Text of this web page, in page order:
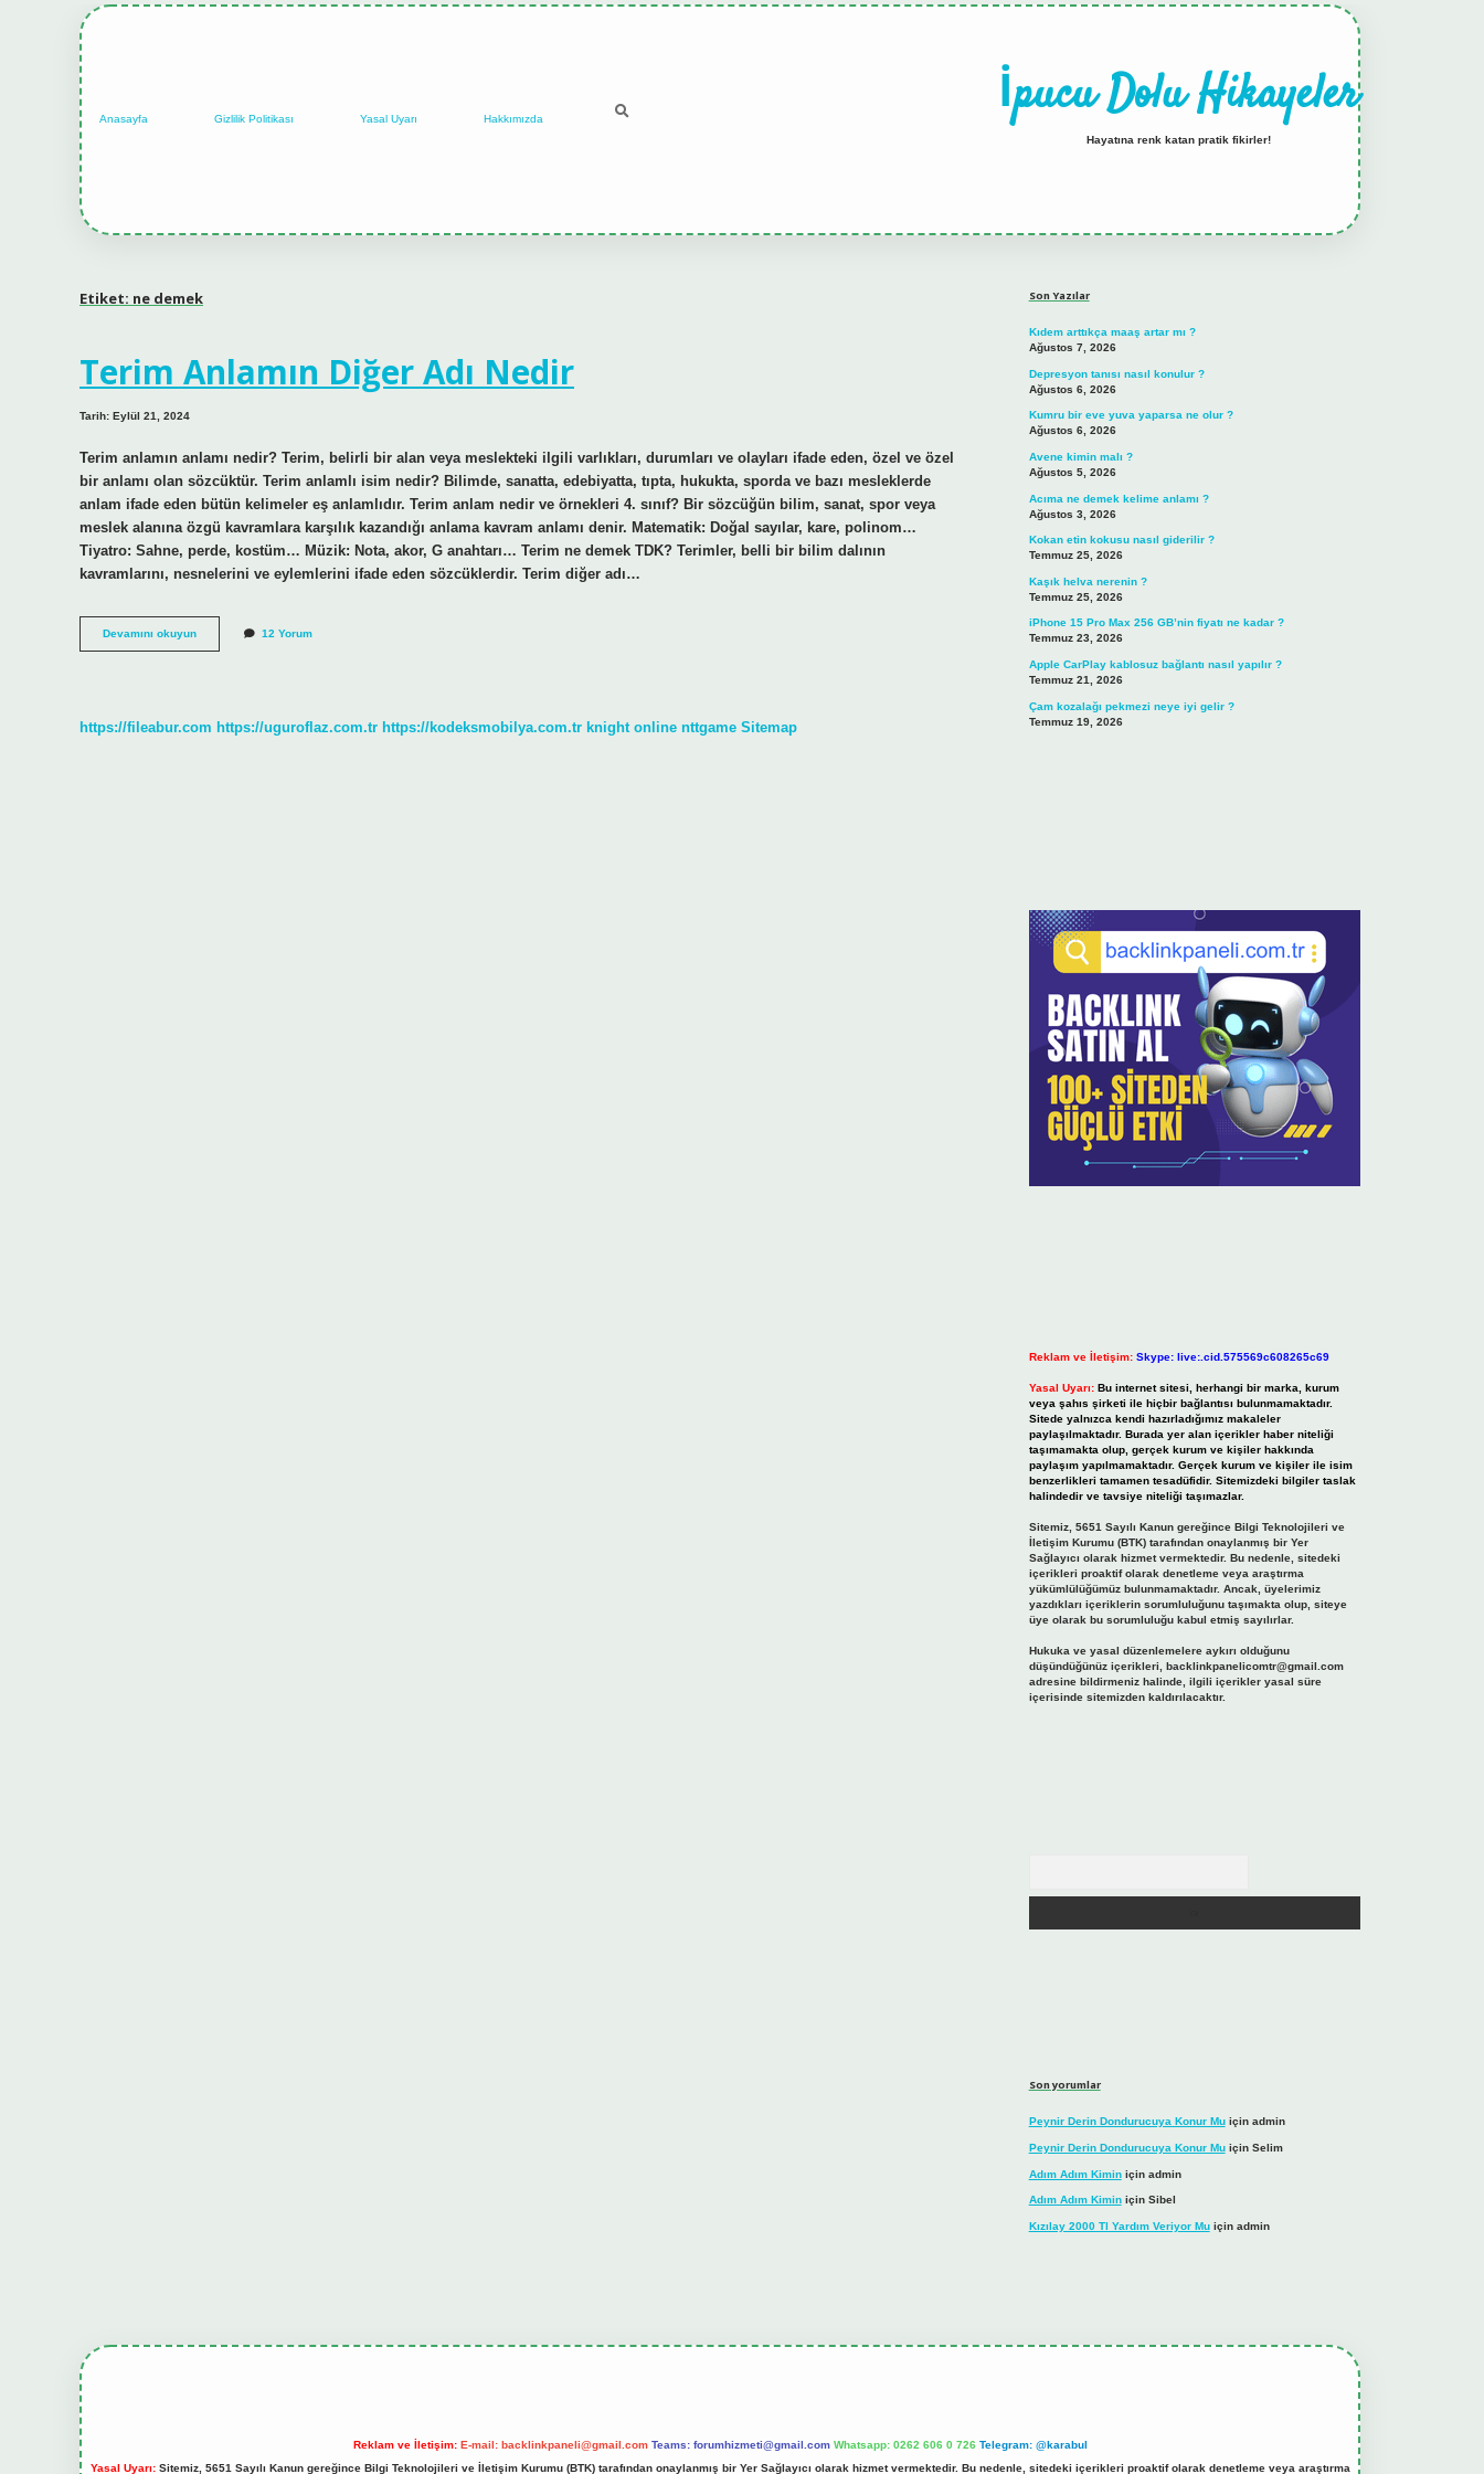
Anasayfa Gizlilik Politikası Yasal Uyarı Hakkımızda İpucu Dolu Hikayeler
Hayatına renk katan pratik fikirler!
Etiket: ne demek
Terim Anlamın Diğer Adı Nedir
Tarih: Eylül 21, 2024
Terim anlamın anlamı nedir? Terim, belirli bir alan veya meslekteki ilgili varlıkları, durumları ve olayları ifade eden, özel ve özel
bir anlamı olan sözcüktür. Terim anlamlı isim nedir? Bilimde, sanatta, edebiyatta, tıpta, hukukta, sporda ve bazı mesleklerde
anlam ifade eden bütün kelimeler eş anlamlıdır. Terim anlam nedir ve örnekleri 4. sınıf? Bir sözcüğün bilim, sanat, spor veya
meslek alanına özgü kavramlara karşılık kazandığı anlama kavram anlamı denir. Matematik: Doğal sayılar, kare, polinom…
Tiyatro: Sahne, perde, kostüm… Müzik: Nota, akor, G anahtarı… Terim ne demek TDK? Terimler, belli bir bilim dalının
kavramlarını, nesnelerini ve eylemlerini ifade eden sözcüklerdir. Terim diğer adı…
Devamını okuyunTerim
Anlamın
12 Yorum
https://fileabur.com https://uguroflaz.com.tr https://kodeksmobilya.com.tr knight online nttgame Sitemap
Son Yazılar
Kıdem arttıkça maaş artar mı ?
Ağustos 7, 2026
Depresyon tanısı nasıl konulur ?
Ağustos 6, 2026
Kumru bir eve yuva yaparsa ne olur ?
Ağustos 6, 2026
Avene kimin malı ?
Ağustos 5, 2026
Acıma ne demek kelime anlamı ?
Ağustos 3, 2026
Kokan etin kokusu nasıl giderilir ?
Temmuz 25, 2026
Kaşık helva nerenin ?
Temmuz 25, 2026
iPhone 15 Pro Max 256 GB’nin fiyatı ne kadar ?
Temmuz 23, 2026
Apple CarPlay kablosuz bağlantı nasıl yapılır ?
Temmuz 21, 2026
Çam kozalağı pekmezi neye iyi gelir ?
Temmuz 19, 2026
Reklam ve İletişim: Skype: live:.cid.575569c608265c69
Yasal Uyarı: Bu internet sitesi, herhangi bir marka, kurum
veya şahıs şirketi ile hiçbir bağlantısı bulunmamaktadır.
Sitede yalnızca kendi hazırladığımız makaleler
paylaşılmaktadır. Burada yer alan içerikler haber niteliği
taşımamakta olup, gerçek kurum ve kişiler hakkında
paylaşım yapılmamaktadır. Gerçek kurum ve kişiler ile isim
benzerlikleri tamamen tesadüfidir. Sitemizdeki bilgiler taslak
halindedir ve tavsiye niteliği taşımazlar.
Sitemiz, 5651 Sayılı Kanun gereğince Bilgi Teknolojileri ve
İletişim Kurumu (BTK) tarafından onaylanmış bir Yer
Sağlayıcı olarak hizmet vermektedir. Bu nedenle, sitedeki
içerikleri proaktif olarak denetleme veya araştırma
yükümlülüğümüz bulunmamaktadır. Ancak, üyelerimiz
yazdıkları içeriklerin sorumluluğunu taşımakta olup, siteye
üye olarak bu sorumluluğu kabul etmiş sayılırlar.
Hukuka ve yasal düzenlemelere aykırı olduğunu
düşündüğünüz içerikleri, backlinkpanelicomtr@gmail.com
adresine bildirmeniz halinde, ilgili içerikler yasal süre
içerisinde sitemizden kaldırılacaktır.
Son yorumlar
Peynir Derin Dondurucuya Konur Muiçin admin
Peynir Derin Dondurucuya Konur Muiçin Selim
Adım Adım Kiminiçin admin
Adım Adım Kiminiçin Sibel
Kızılay 2000 Tl Yardım Veriyor Muiçin admin
Reklam ve İletişim: E-mail: backlinkpaneli@gmail.com Teams: forumhizmeti@gmail.com Whatsapp: 0262 606 0 726 Telegram: @karabul
Yasal Uyarı:Sitemiz, 5651 Sayılı Kanun gereğince Bilgi Teknolojileri ve İletişim Kurumu (BTK) tarafından onaylanmış bir Yer Sağlayıcı olarak hizmet vermektedir. Bu nedenle, sitedeki içerikleri proaktif olarak denetleme veya araştırma